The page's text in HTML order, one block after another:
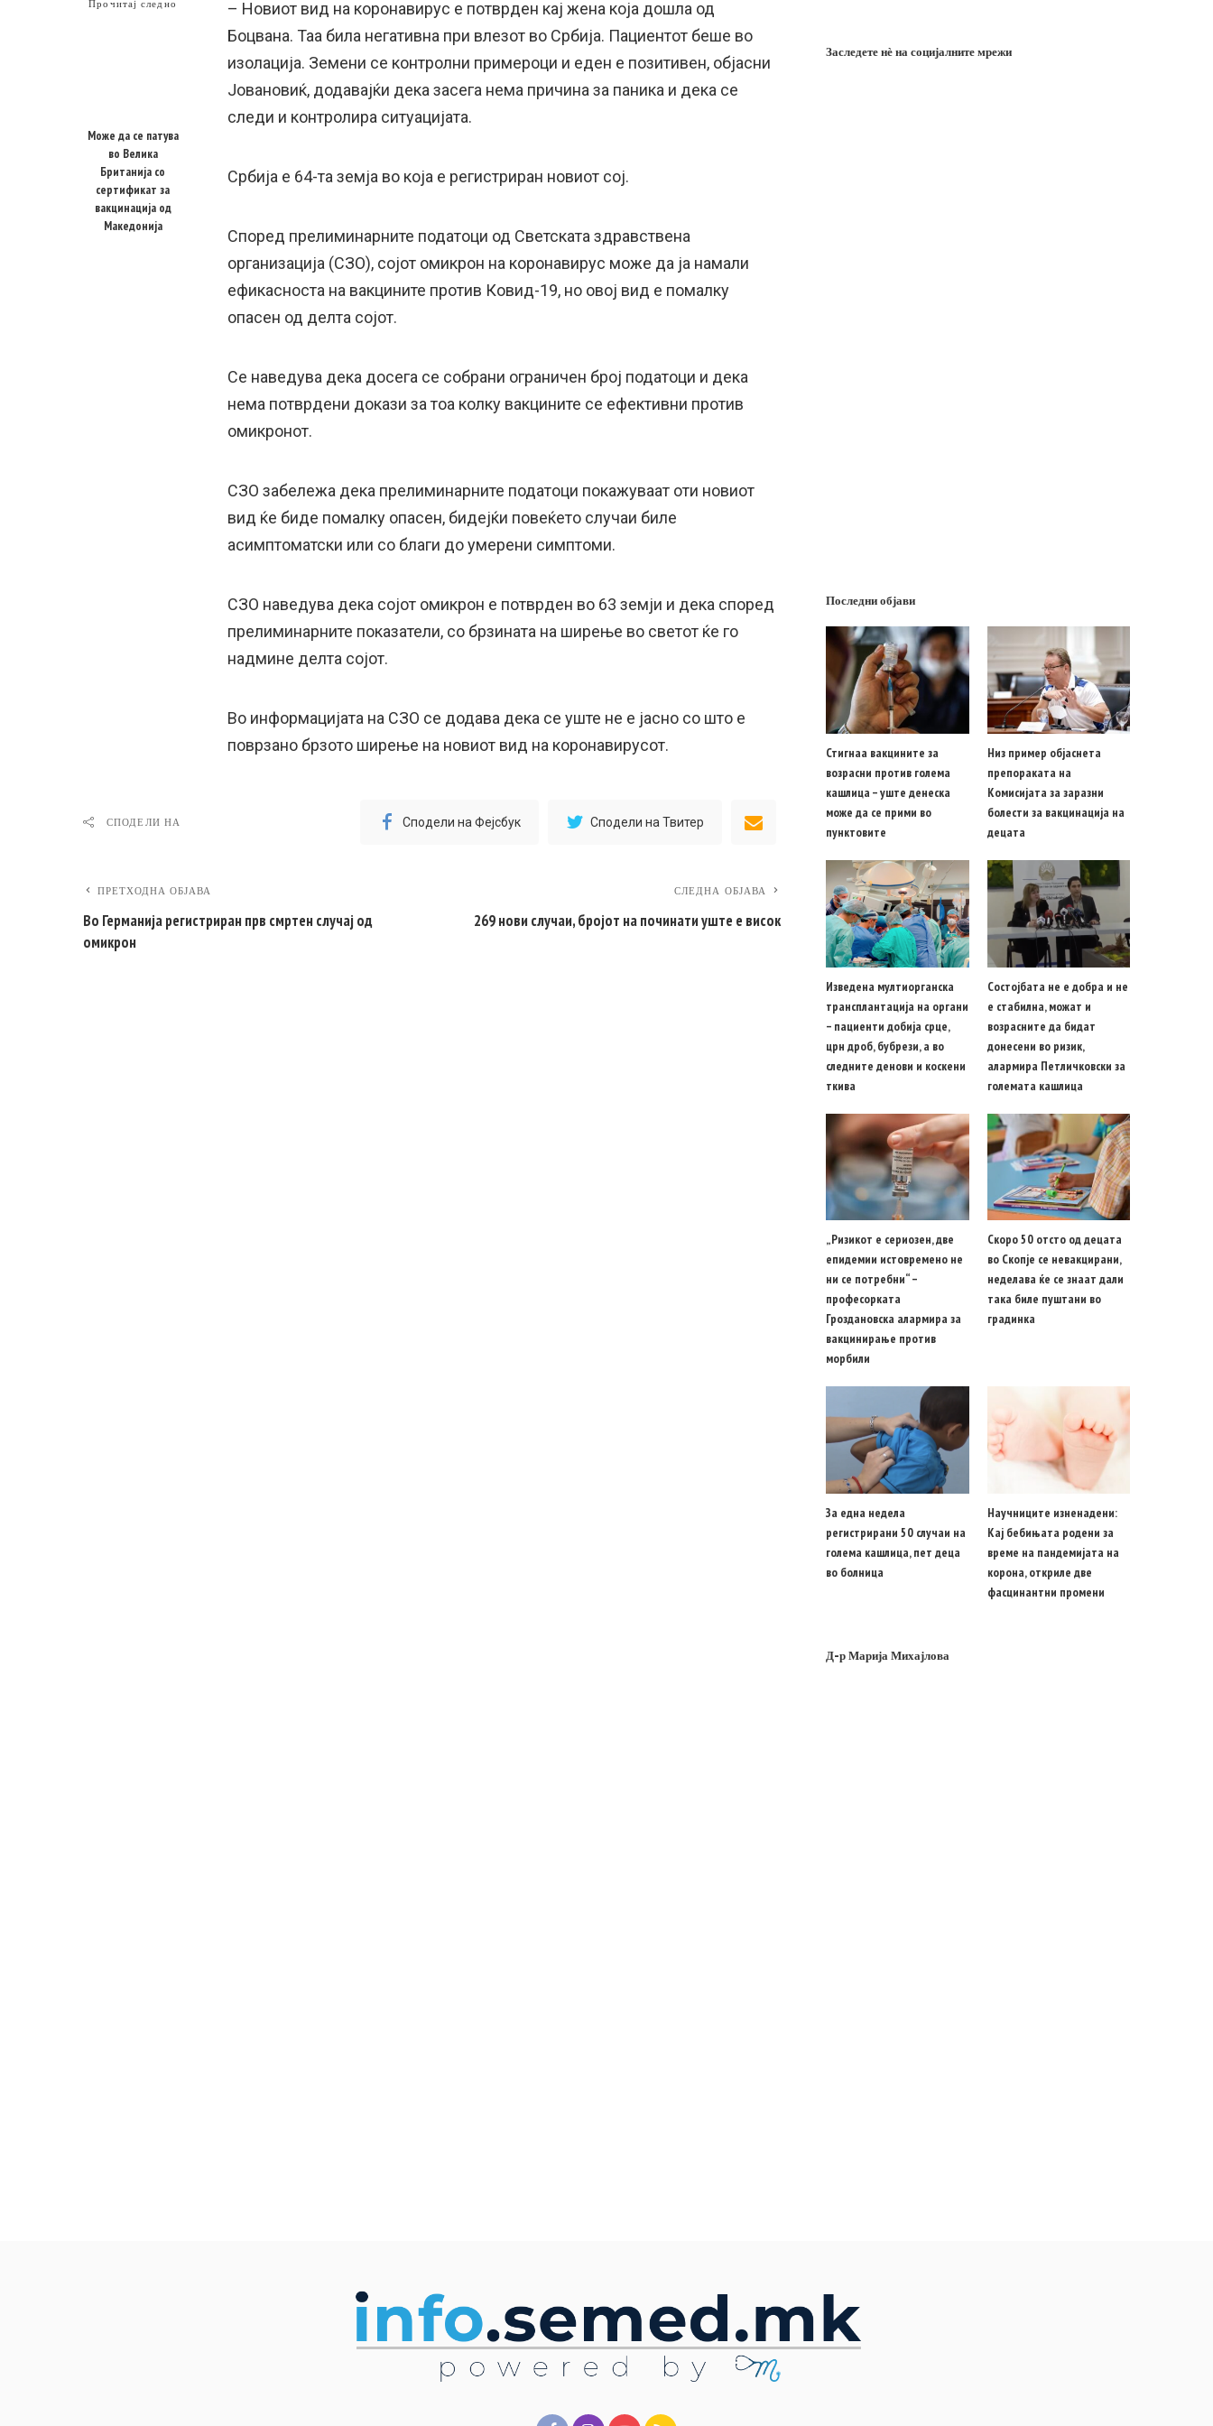
Прочитај следно
Може да се патува
во Велика
Британија со
сертификат за
вакцинација од
Македонија
– Новиот вид на коронавирус е потврден кај жена која дошла од
Боцвана. Таа била негативна при влезот во Србија. Пациентот беше во
изолација. Земени се контролни примероци и еден е позитивен, објасни
Јовановиќ, додавајќи дека засега нема причина за паника и дека се
следи и контролира ситуацијата.
Србија е 64-та земја во која е регистриран новиот сој.
Според прелиминарните податоци од Светската здравствена
организација (СЗО), сојот омикрон на коронавирус може да ја намали
ефикасноста на вакцините против Ковид-19, но овој вид е помалку
опасен од делта сојот.
Се наведува дека досега се собрани ограничен број податоци и дека
нема потврдени докази за тоа колку вакцините се ефективни против
омикронот.
СЗО забележа дека прелиминарните податоци покажуваат оти новиот
вид ќе биде помалку опасен, бидејќи повеќето случаи биле
асимптоматски или со благи до умерени симптоми.
СЗО наведува дека сојот омикрон е потврден во 63 земји и дека според
прелиминарните показатели, со брзината на ширење во светот ќе го
надмине делта сојот.
Во информацијата на СЗО се додава дека се уште не е јасно со што е
поврзано брзото ширење на новиот вид на коронавирусот.
СПОДЕЛИ НА Сподели на Фејсбук Сподели на Твитер
ПРЕТХОДНА ОБЈАВА
Во Германија регистриран прв смртен случај од
омикрон
СЛЕДНА ОБЈАВА
269 нови случаи, бројот на починати уште е висок
Заследете нѐ на социјалните мрежи
Последни објави
Стигнаа вакцините за
возрасни против голема
кашлица – уште денеска
може да се прими во
пунктовите
Низ пример објаснета
препораката на
Комисијата за заразни
болести за вакцинација на
децата
Изведена мултиорганска
трансплантација на органи
– пациенти добија срце,
црн дроб, бубрези, а во
следните денови и коскени
ткива
Состојбата не е добра и не
е стабилна, можат и
возрасните да бидат
донесени во ризик,
алармира Петличковски за
големата кашлица
„Ризикот е сериозен, две
епидемии истовремено не
ни се потребни“ –
професорката
Гроздановска алармира за
вакцинирање против
морбили
Скоро 50 отсто од децата
во Скопје се невакцирани,
неделава ќе се знаат дали
така биле пуштани во
градинка
За една недела
регистрирани 50 случаи на
голема кашлица, пет деца
во болница
Научниците изненадени:
Кај бебињата родени за
време на пандемијата на
корона, откриле две
фасцинантни промени
Д-р Марија Михајлова